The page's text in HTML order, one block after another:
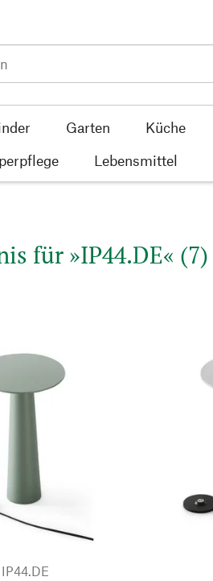
Garten Küche
Lebensmittel
für »IP44.DE« (7)
IP44.DE